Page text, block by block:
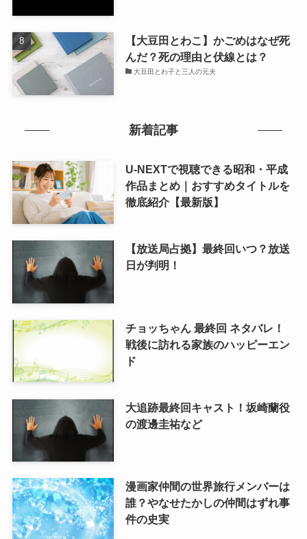
【大豆田とわこ】かごめはなぜ死
んだ？死の理由と伏線とは？
大豆田とわ子と三人の元夫
新着記事
U-NEXTで視聴できる昭和・平成
作品まとめ｜おすすめタイトルを
徹底紹介【最新版】
【放送局占拠】最終回いつ？放送
日が判明！
チョッちゃん 最終回 ネタバレ！
戦後に訪れる家族のハッピーエン
ド
大追跡最終回キャスト！坂崎蘭役
の渡邊圭祐など
漫画家仲間の世界旅行メンバーは
誰？やなせたかしの仲間はずれ事
件の史実